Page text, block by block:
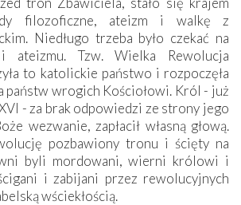
filozoficzne, ateizm i walkę z
Niedługo trzeba było czekać na
ateizmu. Tzw. Wielka Rewolucja
to katolickie państwo i rozpoczęła
państw wrogich Kościołowi. Król - już
- za brak odpowiedzi ze strony jego
wezwanie, zapłacił własną głową.
pozbawiony tronu i ścięty na
byli mordowani, wierni królowi i
i zabijani przez rewolucyjnych
wściekłością.